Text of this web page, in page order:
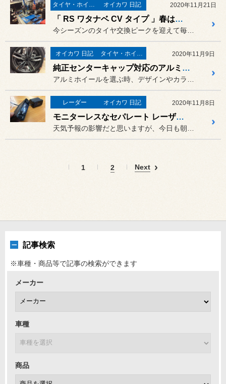
オイカワ 日記 2020年11月21日
「 RS ワタナベ CV タイプ 」春はまだかな・・・・
オイカワ 日記 2020年11月9日
純正センターキャップ対応のアルミホイールもあります。
レーダー オイカワ 日記 2020年11月8日
モニターレスなセパレート レーザー&レーダー探知機「 CELLSTAR AR-8 」
1 2 Next
記事検索
※車種・商品等で記事の検索ができます
メーカー
車種
商品